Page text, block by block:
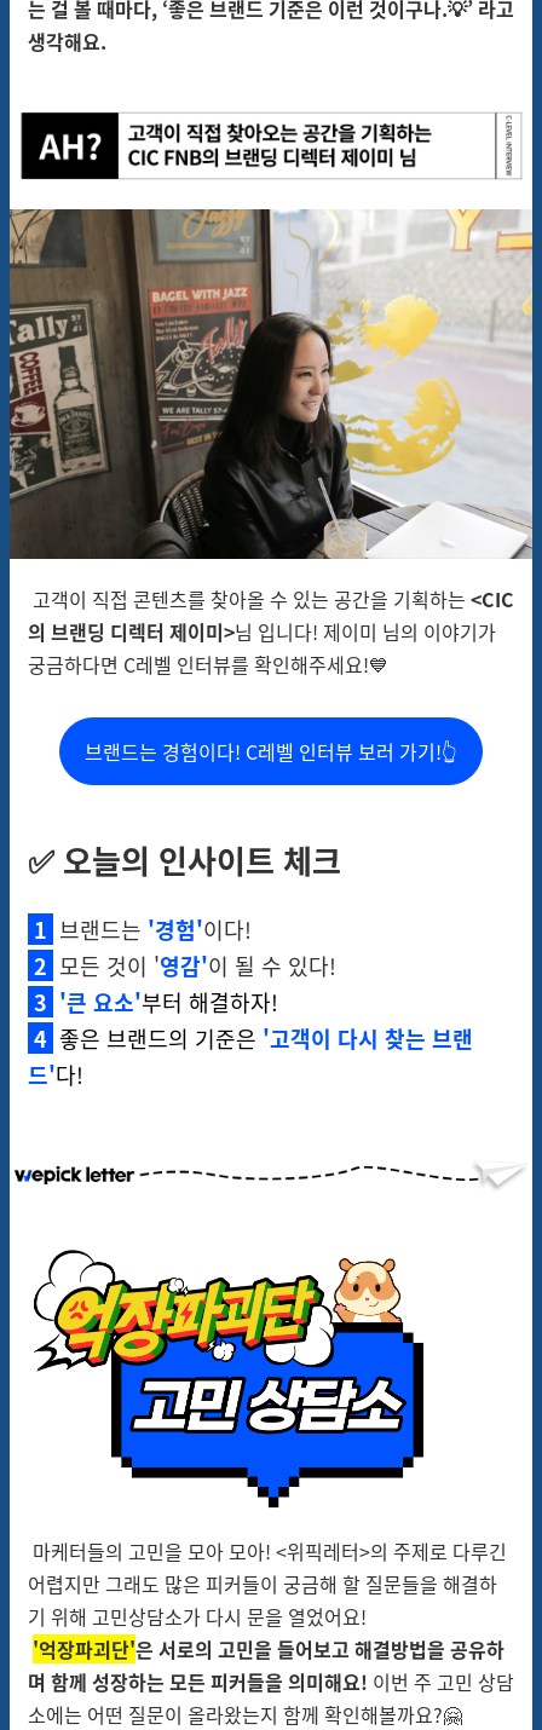
는 걸 볼 때마다, ‘좋은 브랜드 기준은 이런 것이구나.💡’ 라고
생각해요.
고객이 직접 콘텐츠를 찾아올 수 있는 공간을 기획하는 <CIC
의 브랜딩 디렉터 제이미>님 입니다! 제이미 님의 이야기가
궁금하다면 C레벨 인터뷰를 확인해주세요!💙
브랜드는 경험이다! C레벨 인터뷰 보러 가기!👆
✅ 오늘의 인사이트 체크
1 브랜드는 '경험'이다!
2 모든 것이 '영감'이 될 수 있다!
3 '큰 요소'부터 해결하자!
4 좋은 브랜드의 기준은 '고객이 다시 찾는 브랜
드'다!
마케터들의 고민을 모아 모아! <위픽레터>의 주제로 다루긴
어렵지만 그래도 많은 피커들이 궁금해 할 질문들을 해결하
기 위해 고민상담소가 다시 문을 열었어요!
'억장파괴단'은 서로의 고민을 들어보고 해결방법을 공유하
며 함께 성장하는 모든 피커들을 의미해요! 이번 주 고민 상담
소에는 어떤 질문이 올라왔는지 함께 확인해볼까요?🤗